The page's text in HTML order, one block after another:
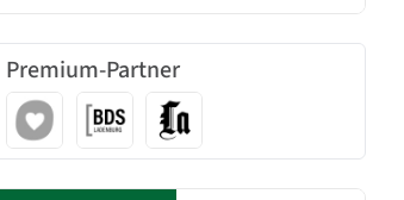
Premium-Partner